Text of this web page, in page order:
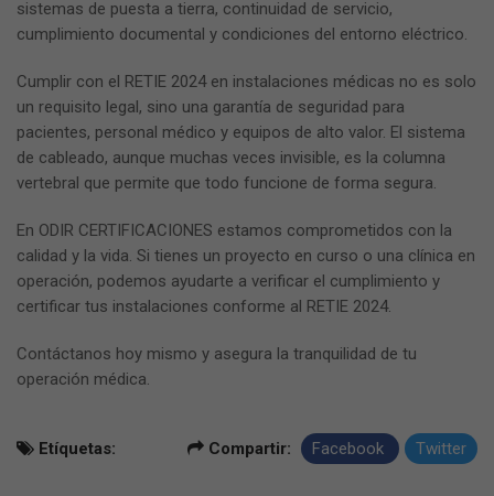
sistemas de puesta a tierra, continuidad de servicio,
cumplimiento documental y condiciones del entorno eléctrico.
Cumplir con el RETIE 2024 en instalaciones médicas no es solo
un requisito legal, sino una garantía de seguridad para
pacientes, personal médico y equipos de alto valor. El sistema
de cableado, aunque muchas veces invisible, es la columna
vertebral que permite que todo funcione de forma segura.
En ODIR CERTIFICACIONES estamos comprometidos con la
calidad y la vida. Si tienes un proyecto en curso o una clínica en
operación, podemos ayudarte a verificar el cumplimiento y
certificar tus instalaciones conforme al RETIE 2024.
Contáctanos hoy mismo y asegura la tranquilidad de tu
operación médica.
Etíquetas: Compartir: Facebook Twitter